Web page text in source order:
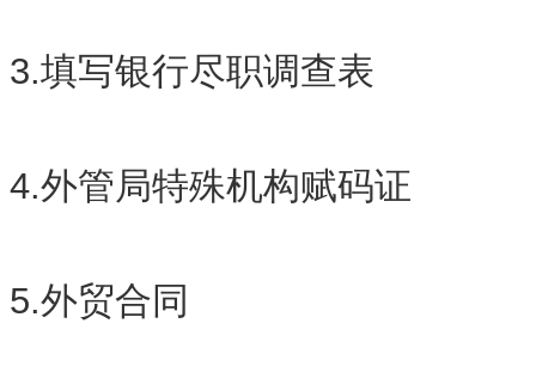
3.填写银行尽职调查表
4.外管局特殊机构赋码证
5.外贸合同